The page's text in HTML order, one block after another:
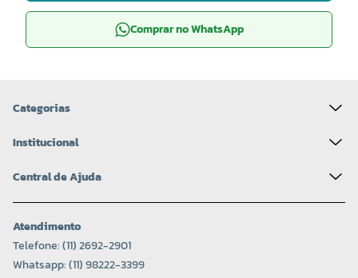
Comprar no WhatsApp
Categorias
Institucional
Central de Ajuda
Atendimento
Telefone: (11) 2692-2901
Whatsapp: (11) 98222-3399